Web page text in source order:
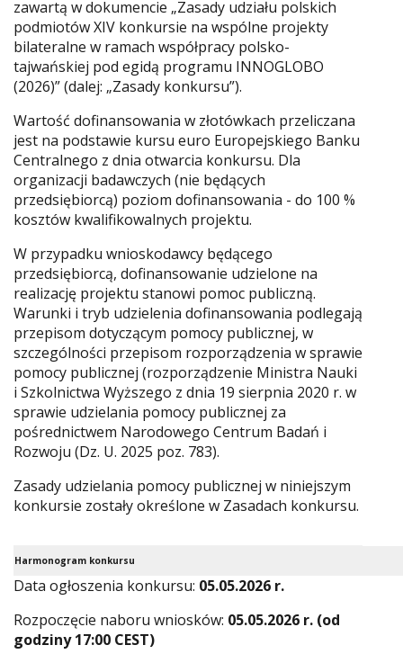
zawartą w dokumencie „Zasady udziału polskich
podmiotów XIV konkursie na wspólne projekty
bilateralne w ramach współpracy polsko-
tajwańskiej pod egidą programu INNOGLOBO
(2026)” (dalej: „Zasady konkursu”).
Wartość dofinansowania w złotówkach przeliczana
jest na podstawie kursu euro Europejskiego Banku
Centralnego z dnia otwarcia konkursu. Dla
organizacji badawczych (nie będących
przedsiębiorcą) poziom dofinansowania - do 100 %
kosztów kwalifikowalnych projektu.
W przypadku wnioskodawcy będącego
przedsiębiorcą, dofinansowanie udzielone na
realizację projektu stanowi pomoc publiczną.
Warunki i tryb udzielenia dofinansowania podlegają
przepisom dotyczącym pomocy publicznej, w
szczególności przepisom rozporządzenia w sprawie
pomocy publicznej (rozporządzenie Ministra Nauki
i Szkolnictwa Wyższego z dnia 19 sierpnia 2020 r. w
sprawie udzielania pomocy publicznej za
pośrednictwem Narodowego Centrum Badań i
Rozwoju (Dz. U. 2025 poz. 783).
Zasady udzielania pomocy publicznej w niniejszym
konkursie zostały określone w Zasadach konkursu.
Harmonogram konkursu
Data ogłoszenia konkursu: 05.05.2026 r.
Rozpoczęcie naboru wniosków: 05.05.2026 r. (od
godziny 17:00 CEST)